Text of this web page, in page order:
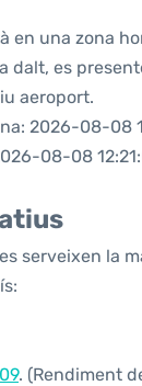
en una zona
dalt, es
aeroport.
2026-08-08
08-08
serveixen la
. (Rendiment